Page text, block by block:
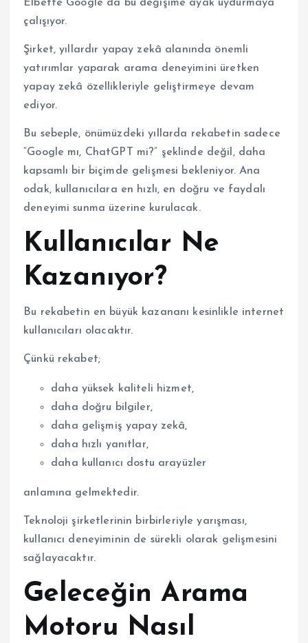
Elbette Google da bu değişime ayak uydurmaya
çalışıyor.
Şirket, yıllardır yapay zekâ alanında önemli
yatırımlar yaparak arama deneyimini üretken
yapay zekâ özellikleriyle geliştirmeye devam
ediyor.
Bu sebeple, önümüzdeki yıllarda rekabetin sadece
“Google mı, ChatGPT mi?” şeklinde değil, daha
kapsamlı bir biçimde gelişmesi bekleniyor. Ana
odak, kullanıcılara en hızlı, en doğru ve faydalı
deneyimi sunma üzerine kurulacak.
Kullanıcılar Ne
Kazanıyor?
Bu rekabetin en büyük kazananı kesinlikle internet
kullanıcıları olacaktır.
Çünkü rekabet;
daha yüksek kaliteli hizmet,
daha doğru bilgiler,
daha gelişmiş yapay zekâ,
daha hızlı yanıtlar,
daha kullanıcı dostu arayüzler
anlamına gelmektedir.
Teknoloji şirketlerinin birbirleriyle yarışması,
kullanıcı deneyiminin de sürekli olarak gelişmesini
sağlayacaktır.
Geleceğin Arama
Motoru Nasıl